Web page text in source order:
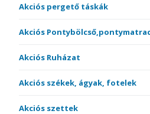
Akciós pergető táskák
Akciós
Akciós Ruházat
Akciós székek, ágyak, fotelek
Akciós szettek